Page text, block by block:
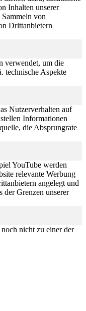
Inhalten unserer
von
Drittanbietern
verwendet, um die
technische Aspekte
Nutzerverhalten auf
Informationen
die Absprungrate
YouTube werden
relevante Werbung
angelegt und
der Grenzen unserer
nicht zu einer der